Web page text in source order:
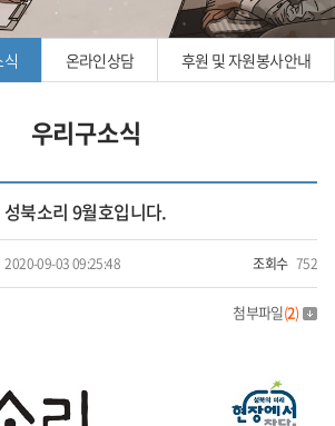
온라인상담 후원 및 자원봉사안내
우리구소식
성북소리 9월호입니다.
2020-09-03 09:25:48 조회수 752
첨부파일(2)